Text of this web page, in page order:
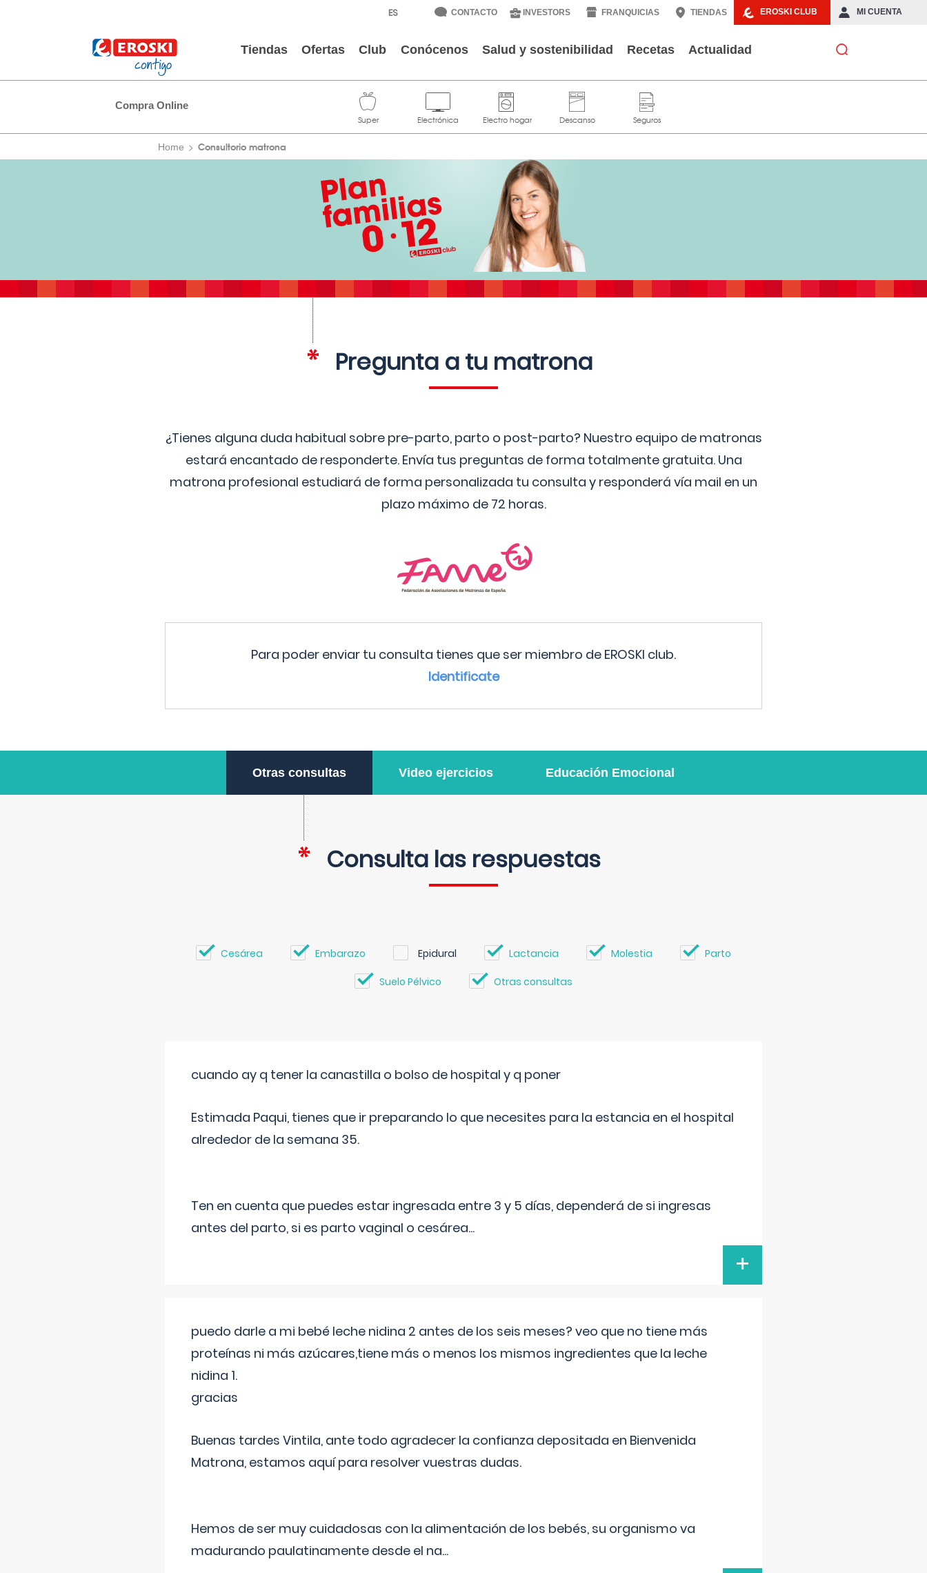
EROSKI CLUB MI CUENTA
CONTACTO INVESTORS FRANQUICIAS TIENDAS
Tiendas Ofertas Club Conócenos Salud y sostenibilidad Recetas Actualidad
Compra Online
Home Consultorio matrona
Pregunta a tu matrona
¿Tienes alguna duda habitual sobre pre-parto, parto o post-parto? Nuestro equipo de matronas
estará encantado de responderte. Envía tus preguntas de forma totalmente gratuita. Una
matrona profesional estudiará de forma personalizada tu consulta y responderá vía mail en un
plazo máximo de 72 horas.
Para poder enviar tu consulta tienes que ser miembro de EROSKI club.
Identificate
Otras consultas Video ejercicios Educación Emocional
Consulta las respuestas
Cesárea Embarazo Epidural Lactancia Molestia Parto
Suelo Pélvico Otras consultas
cuando ay q tener la canastilla o bolso de hospital y q poner
Estimada Paqui, tienes que ir preparando lo que necesites para la estancia en el hospital
alrededor de la semana 35.
Ten en cuenta que puedes estar ingresada entre 3 y 5 días, dependerá de si ingresas
antes del parto, si es parto vaginal o cesárea...
+
puedo darle a mi bebé leche nidina 2 antes de los seis meses? veo que no tiene más
proteínas ni más azúcares,tiene más o menos los mismos ingredientes que la leche
nidina 1.
gracias
Buenas tardes Vintila, ante todo agradecer la confianza depositada en Bienvenida
Matrona, estamos aquí para resolver vuestras dudas.
Hemos de ser muy cuidadosas con la alimentación de los bebés, su organismo va
madurando paulatinamente desde el na...